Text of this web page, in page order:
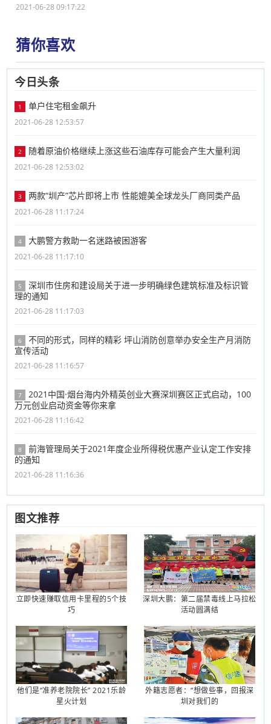
2021-06-28 09:17:22
猜你喜欢
今日头条
1 单户住宅租金飙升
2021-06-28 12:53:57
2 随着原油价格继续上涨这些石油库存可能会产生大量利润
2021-06-28 12:53:02
3 两款“圳产”芯片即将上市 性能媲美全球龙头厂商同类产品
2021-06-28 11:17:24
4 大鹏警方救助一名迷路被困游客
2021-06-28 11:17:10
5
深圳市住房和建设局关于进一步明确绿色建筑标准及标识管
理的通知
2021-06-28 11:17:03
6
不同的形式，同样的精彩 坪山消防创意举办安全生产月消防
宣传活动
2021-06-28 11:16:57
7
2021中国·烟台海内外精英创业大赛深圳赛区正式启动，100
万元创业启动资金等你来拿
2021-06-28 11:16:42
8
前海管理局关于2021年度企业所得税优惠产业认定工作安排
的通知
2021-06-28 11:16:36
图文推荐
立即快速赚取信用卡里程的5个技
巧
深圳大鹏：第二届禁毒线上马拉松
活动圆满结
他们是“准养老院院长” 2021乐龄
星火计划
外籍志愿者：“想做些事，回报深
圳对我们的